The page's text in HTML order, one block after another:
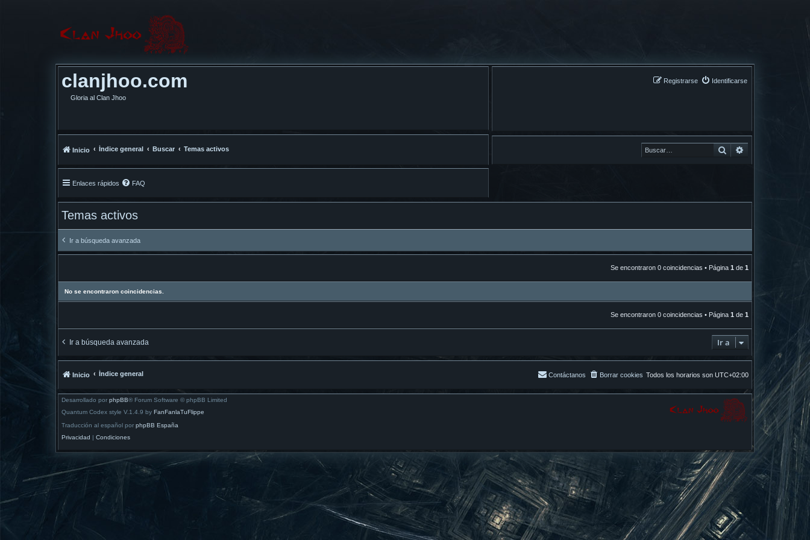
clanjhoo.com
Gloria al Clan Jhoo
Identificarse
Registrarse
Buscar
Inicio Índice general Buscar Temas activos
Enlaces rápidos FAQ
Temas activos
Ir a búsqueda avanzada
Se encontraron 0 coincidencias • Página 1 de 1
No se encontraron coincidencias.
Se encontraron 0 coincidencias • Página 1 de 1
Ir a búsqueda avanzada Ir a
Inicio Índice general Todos los horarios son UTC+02:00
Borrar cookies
Contáctanos
Desarrollado por phpBB® Forum Software © phpBB Limited
Quantum Codex style V.1.4.9 by FanFanlaTuFlippe
Traducción al español por phpBB España
Privacidad | Condiciones